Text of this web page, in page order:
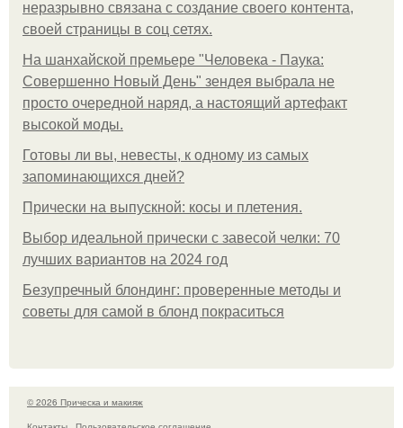
неразрывно связана с создание своего контента,
своей страницы в соц сетях.
На шанхайской премьере "Человека - Паука:
Совершенно Новый День" зендея выбрала не
просто очередной наряд, а настоящий артефакт
высокой моды.
Готовы ли вы, невесты, к одному из самых
запоминающихся дней?
Прически на выпускной: косы и плетения.
Выбор идеальной прически с завесой челки: 70
лучших вариантов на 2024 год
Безупречный блондинг: проверенные методы и
советы для самой в блонд покраситься
© 2026 Прическа и макияж